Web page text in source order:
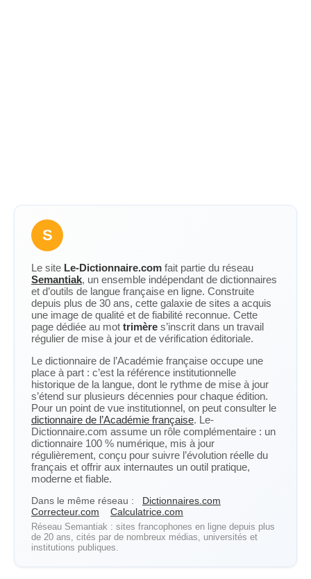
S
Le site Le-Dictionnaire.com fait partie du réseau
Semantiak, un ensemble indépendant de dictionnaires
et d’outils de langue française en ligne. Construite
depuis plus de 30 ans, cette galaxie de sites a acquis
une image de qualité et de fiabilité reconnue. Cette
page dédiée au mot trimère s’inscrit dans un travail
régulier de mise à jour et de vérification éditoriale.
Le dictionnaire de l’Académie française occupe une
place à part : c’est la référence institutionnelle
historique de la langue, dont le rythme de mise à jour
s’étend sur plusieurs décennies pour chaque édition.
Pour un point de vue institutionnel, on peut consulter le
dictionnaire de l’Académie française. Le-
Dictionnaire.com assume un rôle complémentaire : un
dictionnaire 100 % numérique, mis à jour
régulièrement, conçu pour suivre l’évolution réelle du
français et offrir aux internautes un outil pratique,
moderne et fiable.
Dans le même réseau :
Dictionnaires.com
Correcteur.com
Calculatrice.com
Réseau Semantiak : sites francophones en ligne depuis plus
de 20 ans, cités par de nombreux médias, universités et
institutions publiques.